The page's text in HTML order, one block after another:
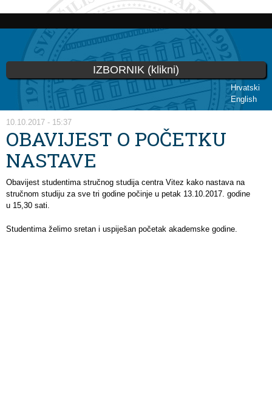
Skip to
content
Hrvatski
English
IZBORNIK (klikni)
You are here
10.10.2017 - 15:37
OBAVIJEST O POČETKU
NASTAVE
Obavijest studentima stručnog studija centra Vitez kako nastava na
stručnom studiju za sve tri godine počinje u petak 13.10.2017. godine
u 15,30 sati.
Studentima želimo sretan i uspiješan početak akademske godine.